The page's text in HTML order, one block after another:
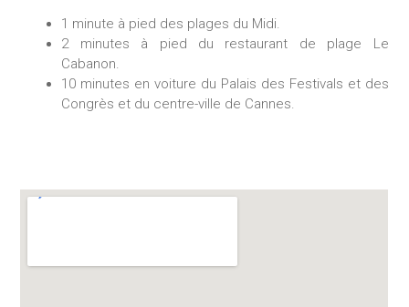
1 minute à pied des plages du Midi.
2 minutes à pied du restaurant de plage Le
Cabanon.
10 minutes en voiture du Palais des Festivals et des
Congrès et du centre-ville de Cannes.